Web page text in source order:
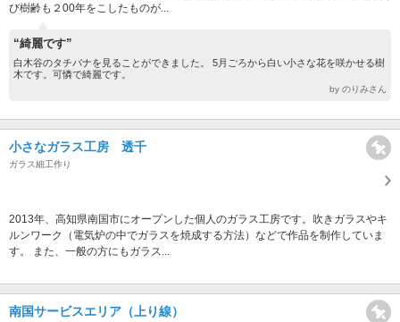
び樹齢も２00年をこしたものが...
“綺麗です”
白木谷のタチバナを見ることができました。 5月ごろから白い小さな花を咲かせる樹
木です。可憐で綺麗です。
by のりみさん
小さなガラス工房 透千
ガラス細工作り
2013年、高知県南国市にオープンした個人のガラス工房です。吹きガラスやキ
ルンワーク（電気炉の中でガラスを焼成する方法）などで作品を制作していま
す。 また、一般の方にもガラス...
南国サービスエリア（上り線）